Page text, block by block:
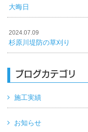
大晦日
2024.07.09
杉原川堤防の草刈り
ブログカテゴリ
施工実績
お知らせ